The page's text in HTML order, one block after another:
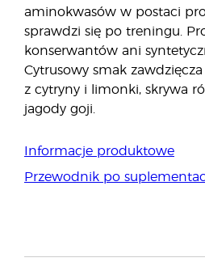
aminokwasów w postaci
sprawdzi się po treningu.
konserwantów ani
Cytrusowy smak
z cytryny i limonki, skrywa
jagody goji.
Informacje produktowe
Przewodnik po